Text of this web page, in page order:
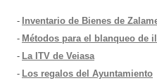
- Inventario de Bienes de
- Métodos para el blanqueo de
- La ITV de Veiasa
- Los regalos del Ayuntamiento